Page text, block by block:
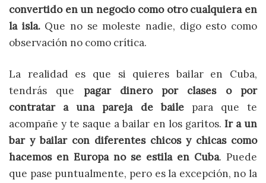
convertido en un negocio como otro cualquiera en
la isla. Que no se moleste nadie, digo esto como
observación no como crítica.
La realidad es que si quieres bailar en Cuba,
tendrás que pagar dinero por clases o por
contratar a una pareja de bailepara que te
acompañe y te saque a bailar en los garitos. Ir a un
bar y bailar con diferentes chicos y chicas como
hacemos en Europa no se estila en Cuba. Puede
que pase puntualmente, pero es la excepción, no la